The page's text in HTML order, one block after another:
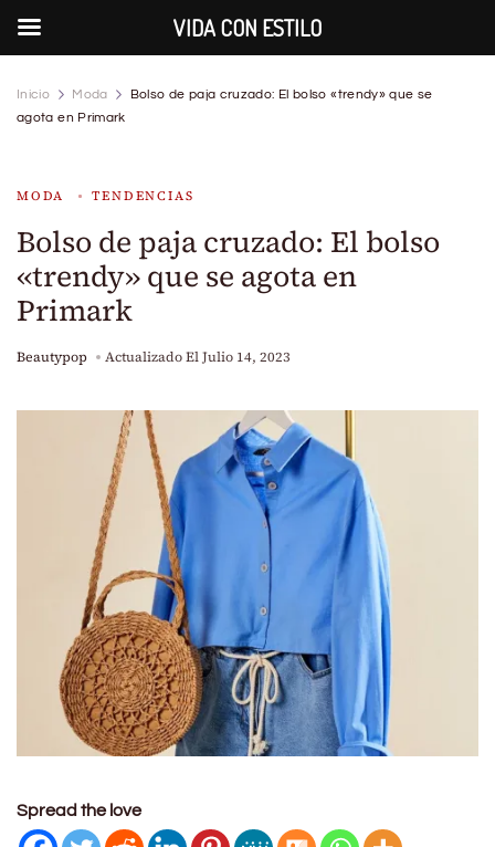
Inicio Moda
Bolso de paja cruzado: El bolso «trendy» que se
agota en Primark
MODA TENDENCIAS
Bolso de paja cruzado: El bolso
«trendy» que se agota en
Primark
Beautypop Actualizado ElJulio 14, 2023
Spread the love
VIDA CON ESTILO